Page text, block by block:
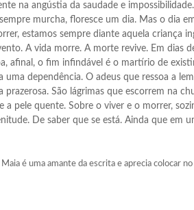
na angústia da saudade e
murcha, floresce um dia. Mas o dia
estamos sempre diante aquela criança
A vida morre. A morte revive. Em dias
afinal, o fim infindável é o martírio de
uma dependência. O adeus que ressoa a
prazerosa. São lágrimas que escorrem na
a pele quente. Sobre o viver e o morrer,
De saber que se está. Ainda que em
Maia é uma amante da escrita e aprecia colocar